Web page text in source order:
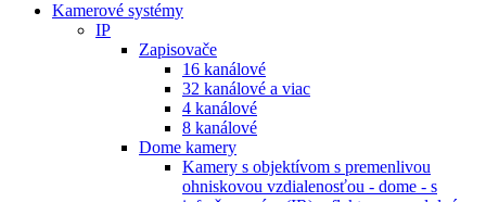
Kamerové systémy
IP
Zapisovače
16 kanálové
32 kanálové a viac
4 kanálové
8 kanálové
Dome kamery
Kamery s objektívom s premenlivou
ohniskovou vzdialenosťou - dome - s